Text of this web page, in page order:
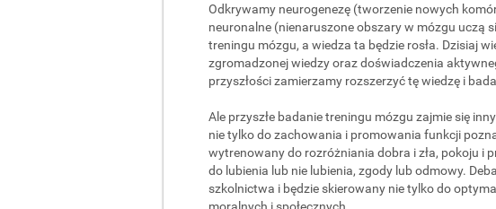
Odkrywamy neurogenezę (tworzenie nowych
neuronalne (nienaruszone obszary w mózgu uczą
treningu mózgu, a wiedza ta będzie rosła. Dzisiaj
zgromadzonej wiedzy oraz doświadczenia
przyszłości zamierzamy rozszerzyć tę wiedzę i
Ale przyszłe badanie treningu mózgu zajmie się
nie tylko do zachowania i promowania funkcji
wytrenowany do rozróżniania dobra i zła, pokoju i
do lubienia lub nie lubienia, zgody lub odmowy.
szkolnictwa i będzie skierowany nie tylko do
moralnych i społecznych.